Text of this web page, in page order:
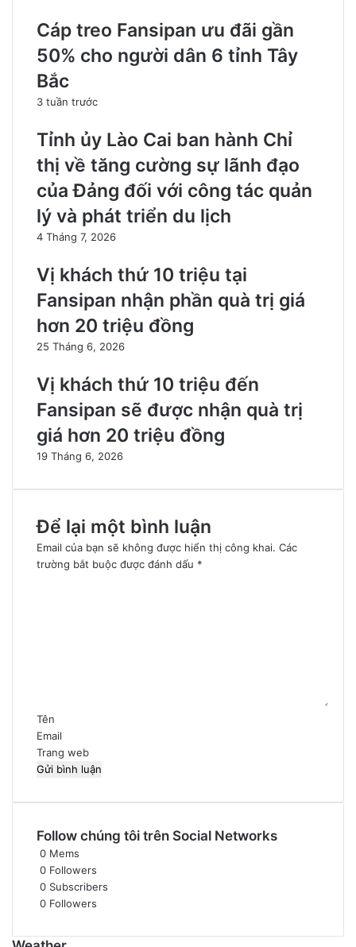
Cáp treo Fansipan ưu đãi gần
50% cho người dân 6 tỉnh Tây
Bắc
3 tuần trước
Tỉnh ủy Lào Cai ban hành Chỉ
thị về tăng cường sự lãnh đạo
của Đảng đối với công tác quản
lý và phát triển du lịch
4 Tháng 7, 2026
Vị khách thứ 10 triệu tại
Fansipan nhận phần quà trị giá
hơn 20 triệu đồng
25 Tháng 6, 2026
Vị khách thứ 10 triệu đến
Fansipan sẽ được nhận quà trị
giá hơn 20 triệu đồng
19 Tháng 6, 2026
Để lại một bình luận
Email của bạn sẽ không được hiển thị công khai. Các
trường bắt buộc được đánh dấu *
*
Tên
Email
Trang web
Follow chúng tôi trên Social Networks
0 Mems
0 Followers
0 Subscribers
0 Followers